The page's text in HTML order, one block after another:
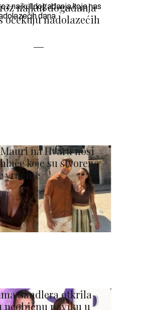
najkul događanja
očekuju nadolazećih
na Hvaru nosi
koje su stvorene
vrućine
Sandlera otkrila
neobičnu naviku u